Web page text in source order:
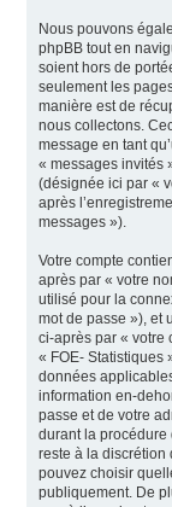
Nous pouvons
phpBB tout en
soient hors de
seulement les
manière est de
nous collectons.
message en tant
« messages invités
(désignée ici par «
après
messages »).
Votre compte
après par « votre
utilisé pour la
mot de passe »), et
ci-après par « votre
« FOE- Statistiques
données
information en-
passe et de votre
durant la procédure
reste à la discrétion
pouvez choisir
publiquement. De